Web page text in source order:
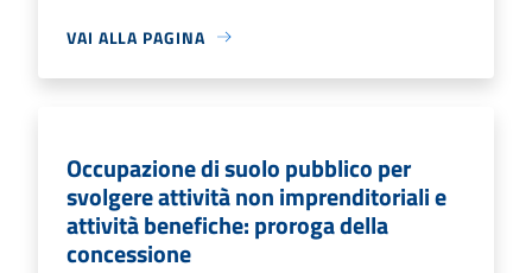
VAI ALLA PAGINA
Occupazione di suolo pubblico per
svolgere attività non imprenditoriali e
attività benefiche: proroga della
concessione